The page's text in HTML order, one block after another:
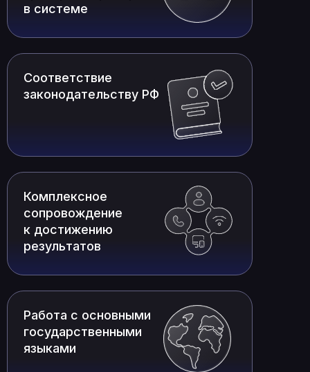
в системе
Соответствие
законодательству РФ
Комплексное
сопровождение
к достижению
результатов
Работа с основными
государственными
языками